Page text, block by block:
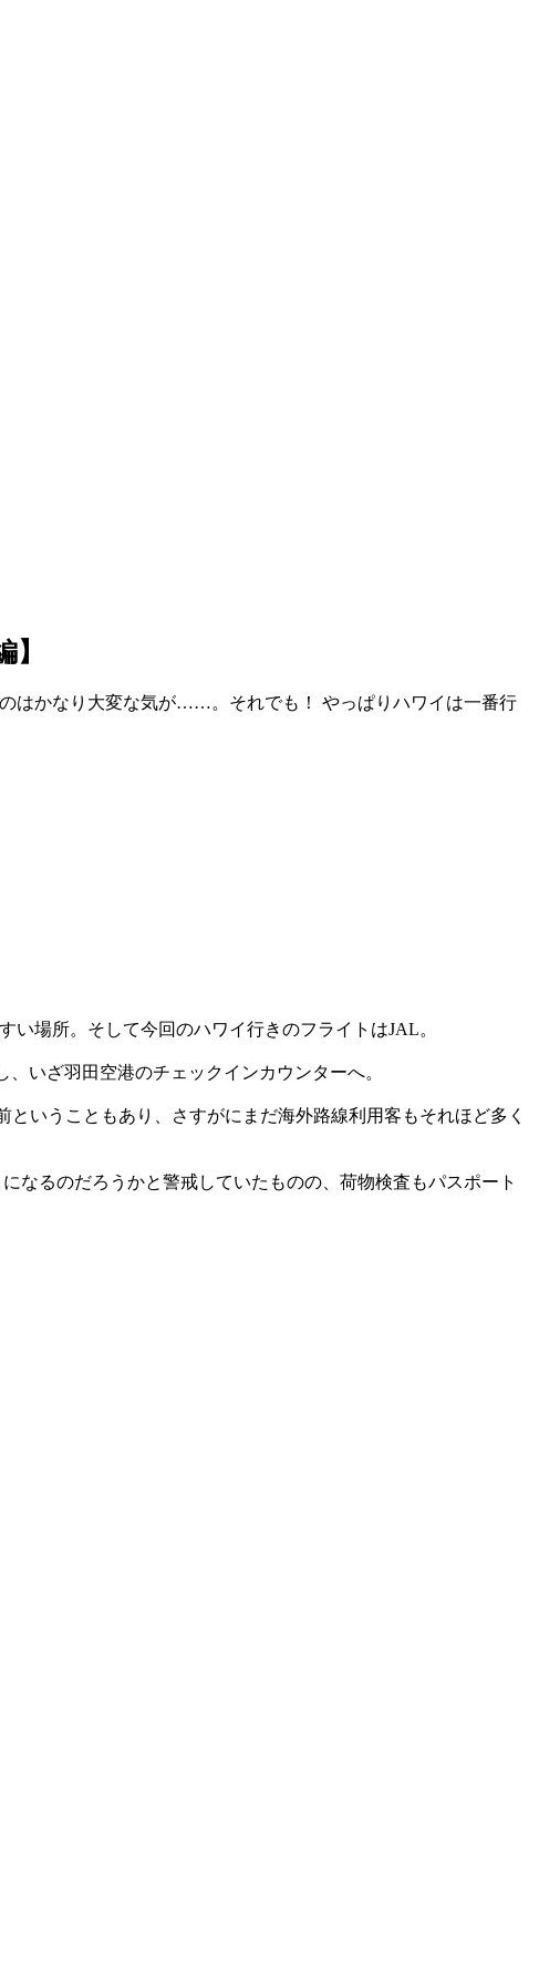
はかなり大変な気が……。それでも！ やっぱりハワイは一番行
場所。そして今回のハワイ行きのフライトはJAL。
いざ羽田空港のチェックインカウンターへ。
いうこともあり、さすがにまだ海外路線利用客もそれほど多く
なるのだろうかと警戒していたものの、荷物検査もパスポート